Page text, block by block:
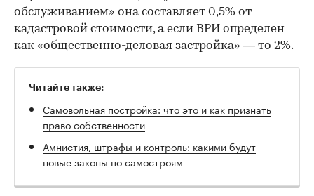
обслуживанием» она составляет 0,5% от
кадастровой стоимости, а если ВРИ определен
как «общественно-деловая застройка» — то 2%.
Читайте также:
Самовольная постройка: что это и как признать
право собственности
Амнистия, штрафы и контроль: какими будут
новые законы по самостроям